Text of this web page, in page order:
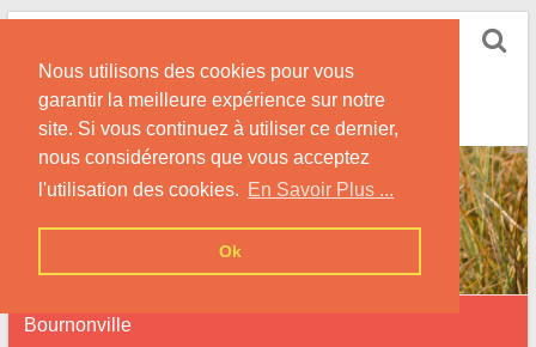
Nous utilisons des cookies pour vous
garantir la meilleure expérience sur notre
site. Si vous continuez à utiliser ce dernier,
nous considérerons que vous acceptez
l'utilisation des cookies. En Savoir Plus ...
Ok
Skip
contentVietnamienne
Rencontre une Célibataire Originaire du VietNam !
Bournonville